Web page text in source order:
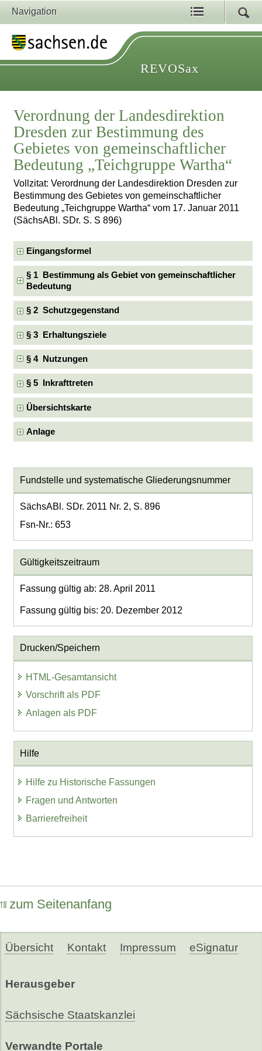
Navigation
REVOSax
Verordnung der Landesdirektion
Dresden zur Bestimmung des
Gebietes von gemeinschaftlicher
Bedeutung „Teichgruppe Wartha“
Vollzitat: Verordnung der Landesdirektion Dresden zur
Bestimmung des Gebietes von gemeinschaftlicher
Bedeutung „Teichgruppe Wartha“ vom 17. Januar 2011
(SächsABl. SDr. S. S 896)
Eingangsformel
§ 1 Bestimmung als Gebiet von gemeinschaftlicher
Bedeutung
§ 2 Schutzgegenstand
§ 3 Erhaltungsziele
§ 4 Nutzungen
§ 5 Inkrafttreten
Übersichtskarte
Anlage
Fundstelle und systematische Gliederungsnummer
SächsABl. SDr. 2011 Nr. 2, S. 896
Fsn-Nr.: 653
Gültigkeitszeitraum
Fassung gültig ab: 28. April 2011
Fassung gültig bis: 20. Dezember 2012
Drucken/Speichern
HTML-Gesamtansicht
Vorschrift als PDF
Anlagen als PDF
Hilfe
Hilfe zu Historische Fassungen
Fragen und Antworten
Barrierefreiheit
zum Seitenanfang
Übersicht Kontakt Impressum eSignatur
Herausgeber
Sächsische Staatskanzlei
Verwandte Portale